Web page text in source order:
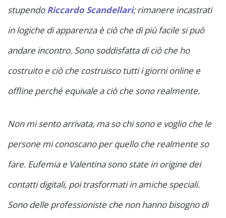
stupendoRiccardo Scandellari; rimanere incastrati
in logiche di apparenza è ciò che di più facile si può
andare incontro. Sono soddisfatta di ciò che ho
costruito e ciò che costruisco tutti i giorni online e
offline perché equivale a ciò che sono realmente.
Non mi sento arrivata, ma so chi sono e voglio che le
persone mi conoscano per quello che realmente so
fare. Eufemia e Valentina sono state in origine dei
contatti digitali, poi trasformati in amiche speciali.
Sono delle professioniste che non hanno bisogno di